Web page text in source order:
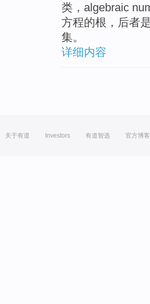
类，algebraic
方程的根，后者
集。
详细内容
关于有道 Investors 有道智选 官方博客